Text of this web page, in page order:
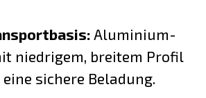
Aluminium-
niedrigem, breitem Profil
sichere Beladung.